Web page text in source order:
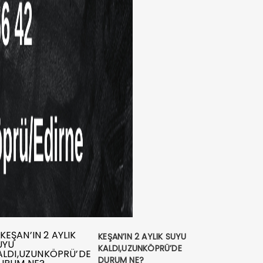
Haberleri
KÖY ARASI ASFALT
AY BAŞLIYOR
KEŞAN’IN 2 AYLIK SUYU
KALDI,UZUNKÖPRÜ’DE
DURUM NE?